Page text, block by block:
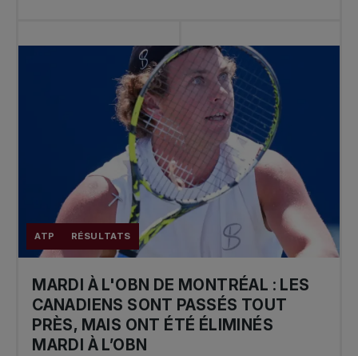
ATP RÉSULTATS
MARDI À L'OBN DE MONTRÉAL : LES
CANADIENS SONT PASSÉS TOUT
PRÈS, MAIS ONT ÉTÉ ÉLIMINÉS
MARDI À L’OBN